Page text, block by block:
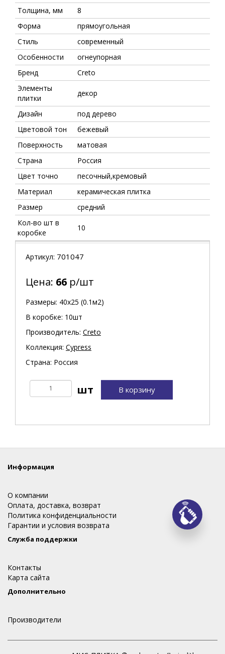
Толщина, мм
8
Форма
прямоугольная
Стиль
современный
Особенности
огнеупорная
Бренд
Creto
Элементы
плитки
декор
Дизайн
под дерево
Цветовой тон
бежевый
Поверхность
матовая
Страна
Россия
Цвет точно
песочный,кремовый
Материал
керамическая плитка
Размер
средний
Кол-во шт в
коробке
10
Артикул: 701047
Цена: 66 р/шт
Размеры: 40х25 (0.1м2)
В коробке: 10шт
Производитель: Creto
Коллекция: Cypress
Страна: Россия
В корзину
Информация
О компании
Оплата, доставка, возврат
Политика конфиденциальности
Гарантии и условия возврата
Служба поддержки
Контакты
Карта сайта
Дополнительно
Производители